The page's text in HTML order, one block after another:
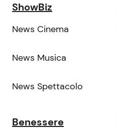
ShowBiz
News Cinema
News Musica
News Spettacolo
Benessere